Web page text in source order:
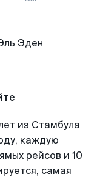
из Стамбула
каждую
рейсов и 10
самая